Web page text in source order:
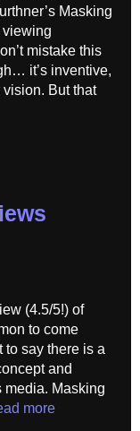
Masking
viewing
mistake this
it’s inventive,
vision. But that
(4.5/5!) of
to come
to say there is a
and
media. Masking
more